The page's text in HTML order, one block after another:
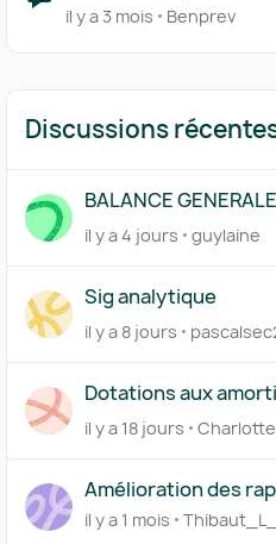
il y a 3 mois Benprev
Discussions
BALANCE GENERALE
il y a 4 jours
guylaine
Sig analytique
il y a 8 jours
Dotations aux
prévisionnelles
il y a 18 jours
Amélioration des
financière et
il y a 1 mois Thibaut_L_